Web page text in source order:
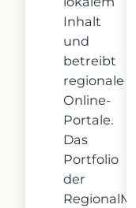
Inhalt
und
betreibt
regionale
Online-
Portale.
Das
Portfolio
der